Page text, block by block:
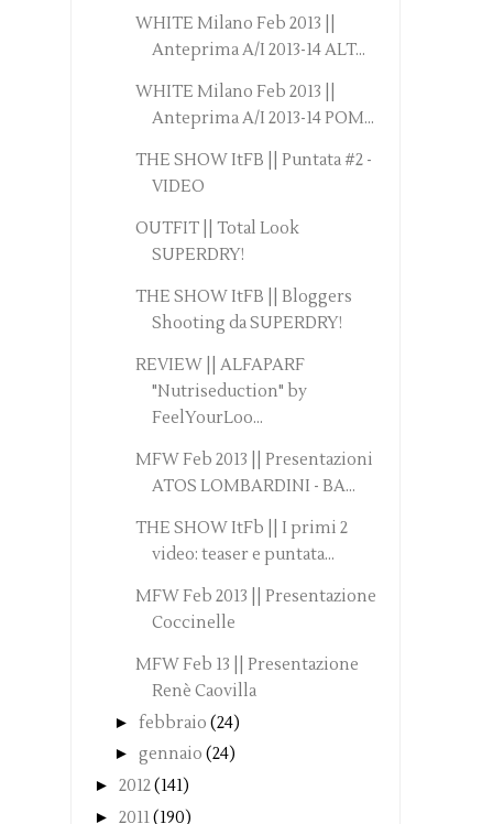
WHITE Milano Feb 2013 ||
Anteprima A/I 2013-14 ALT...
WHITE Milano Feb 2013 ||
Anteprima A/I 2013-14 POM...
THE SHOW ItFB || Puntata #2 -
VIDEO
OUTFIT || Total Look
SUPERDRY!
THE SHOW ItFB || Bloggers
Shooting da SUPERDRY!
REVIEW || ALFAPARF
"Nutriseduction" by
FeelYourLoo...
MFW Feb 2013 || Presentazioni
ATOS LOMBARDINI - BA...
THE SHOW ItFb || I primi 2
video: teaser e puntata...
MFW Feb 2013 || Presentazione
Coccinelle
MFW Feb 13 || Presentazione
Renè Caovilla
► febbraio (24)
► gennaio (24)
► 2012(141)
► 2011(190)